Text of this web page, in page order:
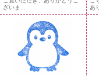
ざいま...
あ